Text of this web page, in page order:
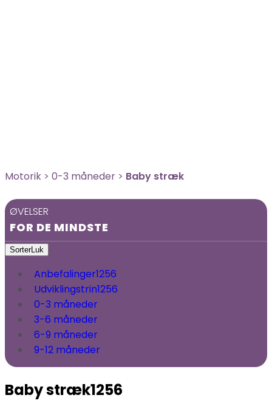
Motorik > 0-3 måneder > Baby stræk
ØVELSER
FOR DE MINDSTE
SorterLuk
Anbefalinger1256
Udviklingstrin1256
0-3 måneder
3-6 måneder
6-9 måneder
9-12 måneder
Baby stræk1256